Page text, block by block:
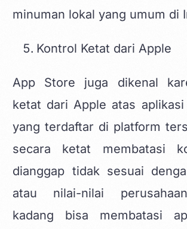
minuman lokal yang umum di
Kontrol Ketat dari Apple
App Store juga dikenal
ketat dari Apple atas
yang terdaftar di platform
secara ketat membatasi
dianggap tidak sesuai
atau nilai-nilai
kadang bisa membatasi